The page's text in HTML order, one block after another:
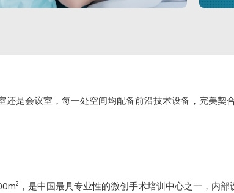
是会议室，每一处空间均配备前沿技术设备，完美契合
，是中国最具专业性的微创手术培训中心之一，内